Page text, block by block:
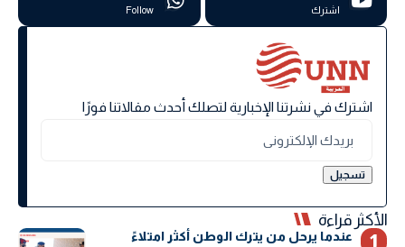
اشترك Follow
اشترك في نشرتنا الإخبارية لتصلك أحدث مقالاتنا فورًا
الأكثر قراءة
عندما يرحل من يترك الوطن أكثر امتلاءً